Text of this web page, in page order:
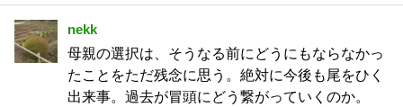
nekk
母親の選択は、そうなる前にどうにもならなかっ
たことをただ残念に思う。絶対に今後も尾をひく
出来事。過去が冒頭にどう繋がっていくのか。